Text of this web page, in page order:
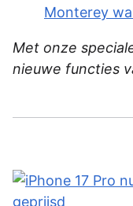
Monterey
Met onze
nieuwe functies